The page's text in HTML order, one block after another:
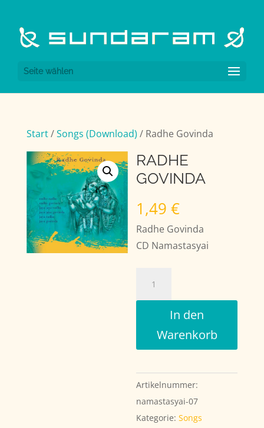
Seite wählen
Start/Songs (Download) / Radhe Govinda
RADHE
GOVINDA
1,49€
Radhe Govinda
CD Namastasyai
In den
Warenkorb
Artikelnummer:
namastasyai-07
Kategorie:Songs